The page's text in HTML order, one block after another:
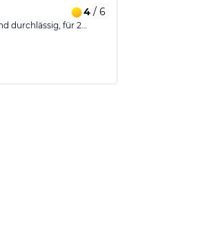
4 / 6
durchlässig, für 2…